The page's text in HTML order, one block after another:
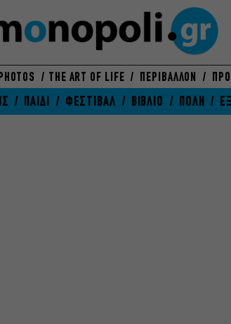
PHOTOS THE ART OF LIFE ΠΕΡΙΒΑΛΛΟΝ
ΠΑΙΔΙ ΦΕΣΤΙΒΑΛ ΒΙΒΛΙΟ ΠΟΛΗ